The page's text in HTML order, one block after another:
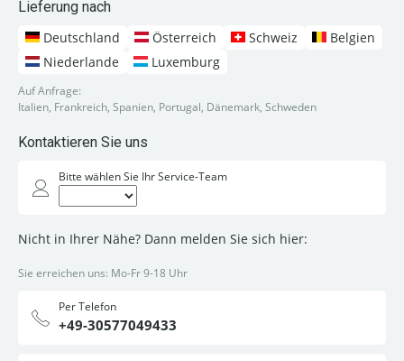
Lieferung nach
Deutschland
Österreich Schweiz
Belgien
Niederlande
Luxemburg
Auf Anfrage:
Italien, Frankreich, Spanien, Portugal, Dänemark, Schweden
Kontaktieren Sie uns
Bitte wählen Sie Ihr Service-Team
Nicht in Ihrer Nähe? Dann melden Sie sich hier:
Sie erreichen uns: Mo-Fr 9-18 Uhr
Per Telefon
+49-30577049433